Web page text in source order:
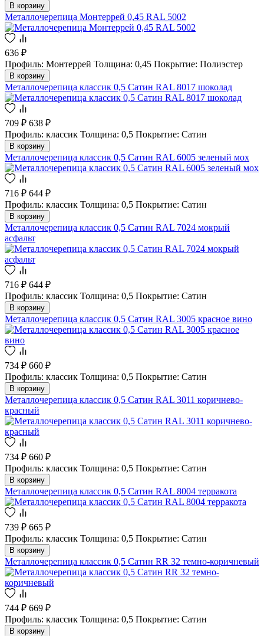
В корзину
Металлочерепица Монтеррей 0,45 RAL 5002
636 ₽
Профиль: Монтеррей Толщина: 0,45 Покрытие: Полиэстер
В корзину
Металлочерепица классик 0,5 Сатин RAL 8017 шоколад
709 ₽ 638 ₽
Профиль: классик Толщина: 0,5 Покрытие: Сатин
В корзину
Металлочерепица классик 0,5 Сатин RAL 6005 зеленый мох
716 ₽ 644 ₽
Профиль: классик Толщина: 0,5 Покрытие: Сатин
В корзину
Металлочерепица классик 0,5 Сатин RAL 7024 мокрый
асфальт
716 ₽ 644 ₽
Профиль: классик Толщина: 0,5 Покрытие: Сатин
В корзину
Металлочерепица классик 0,5 Сатин RAL 3005 красное вино
734 ₽ 660 ₽
Профиль: классик Толщина: 0,5 Покрытие: Сатин
В корзину
Металлочерепица классик 0,5 Сатин RAL 3011 коричнево-
красный
734 ₽ 660 ₽
Профиль: классик Толщина: 0,5 Покрытие: Сатин
В корзину
Металлочерепица классик 0,5 Сатин RAL 8004 терракота
739 ₽ 665 ₽
Профиль: классик Толщина: 0,5 Покрытие: Сатин
В корзину
Металлочерепица классик 0,5 Сатин RR 32 темно-коричневый
744 ₽ 669 ₽
Профиль: классик Толщина: 0,5 Покрытие: Сатин
В корзину